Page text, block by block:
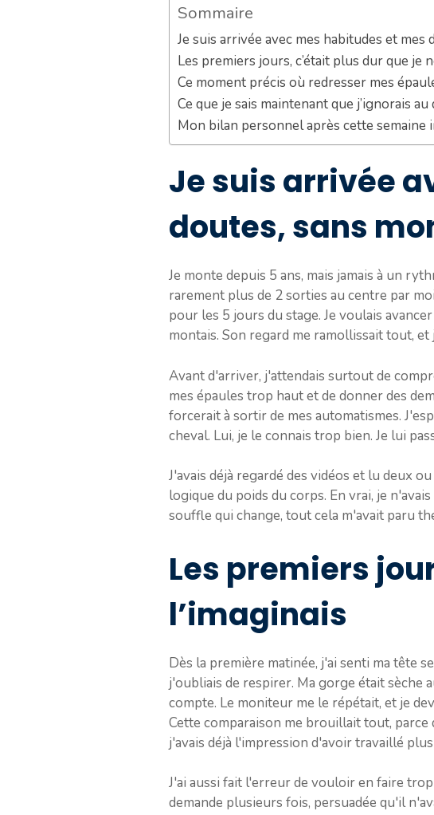
Sommaire
Je suis arrivée avec mes habitudes et mes
Les premiers jours, c’était plus dur que je
Ce moment précis où redresser mes
Ce que je sais maintenant que j’ignorais
Mon bilan personnel après cette semaine
Je suis arrivée
doutes, sans
Je monte depuis 5 ans, mais jamais à un
rarement plus de 2 sorties au centre par
pour les 5 jours du stage. Je voulais
montais. Son regard me ramollissait tout,
Avant d'arriver, j'attendais surtout de
mes épaules trop haut et de donner des
forcerait à sortir de mes automatismes.
cheval. Lui, je le connais trop bien. Je lui
J'avais déjà regardé des vidéos et lu deux
logique du poids du corps. En vrai, je
souffle qui change, tout cela m'avait paru
Les premiers
l’imaginais
Dès la première matinée, j'ai senti ma tête
j'oubliais de respirer. Ma gorge était sèche
compte. Le moniteur me le répétait, et je
Cette comparaison me brouillait tout, parce
j'avais déjà l'impression d'avoir travaillé
J'ai aussi fait l'erreur de vouloir en faire
demande plusieurs fois, persuadée qu'il